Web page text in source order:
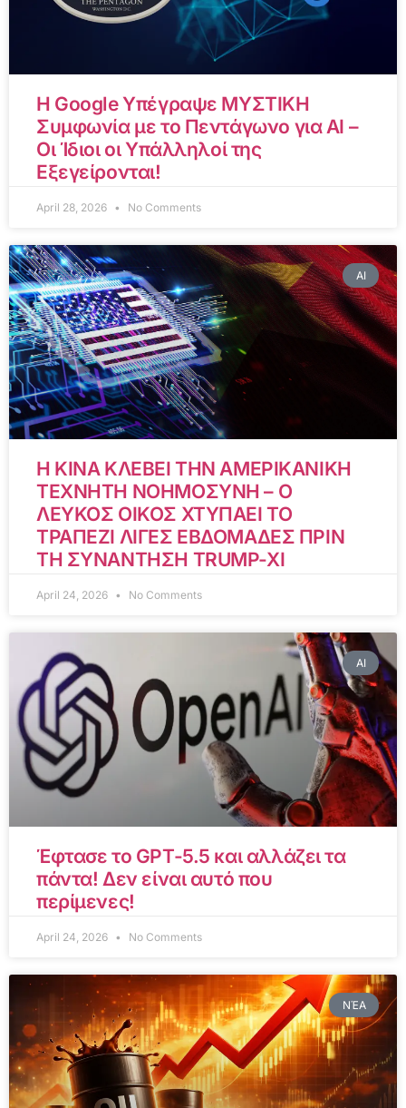
Η Google Υπέγραψε ΜΥΣΤΙΚΗ
Συμφωνία με το Πεντάγωνο για AI –
Οι Ίδιοι οι Υπάλληλοί της
Εξεγείρονται!
April 28, 2026 No Comments
AI
Η ΚΙΝΑ ΚΛΕΒΕΙ ΤΗΝ ΑΜΕΡΙΚΑΝΙΚΗ
ΤΕΧΝΗΤΗ ΝΟΗΜΟΣΥΝΗ – Ο
ΛΕΥΚΟΣ ΟΙΚΟΣ ΧΤΥΠΑΕΙ ΤΟ
ΤΡΑΠΕΖΙ ΛΙΓΕΣ ΕΒΔΟΜΑΔΕΣ ΠΡΙΝ
ΤΗ ΣΥΝΑΝΤΗΣΗ TRUMP-XI
April 24, 2026 No Comments
AI
Έφτασε το GPT-5.5 και αλλάζει τα
πάντα! Δεν είναι αυτό που
περίμενες!
April 24, 2026 No Comments
ΝΈΑ